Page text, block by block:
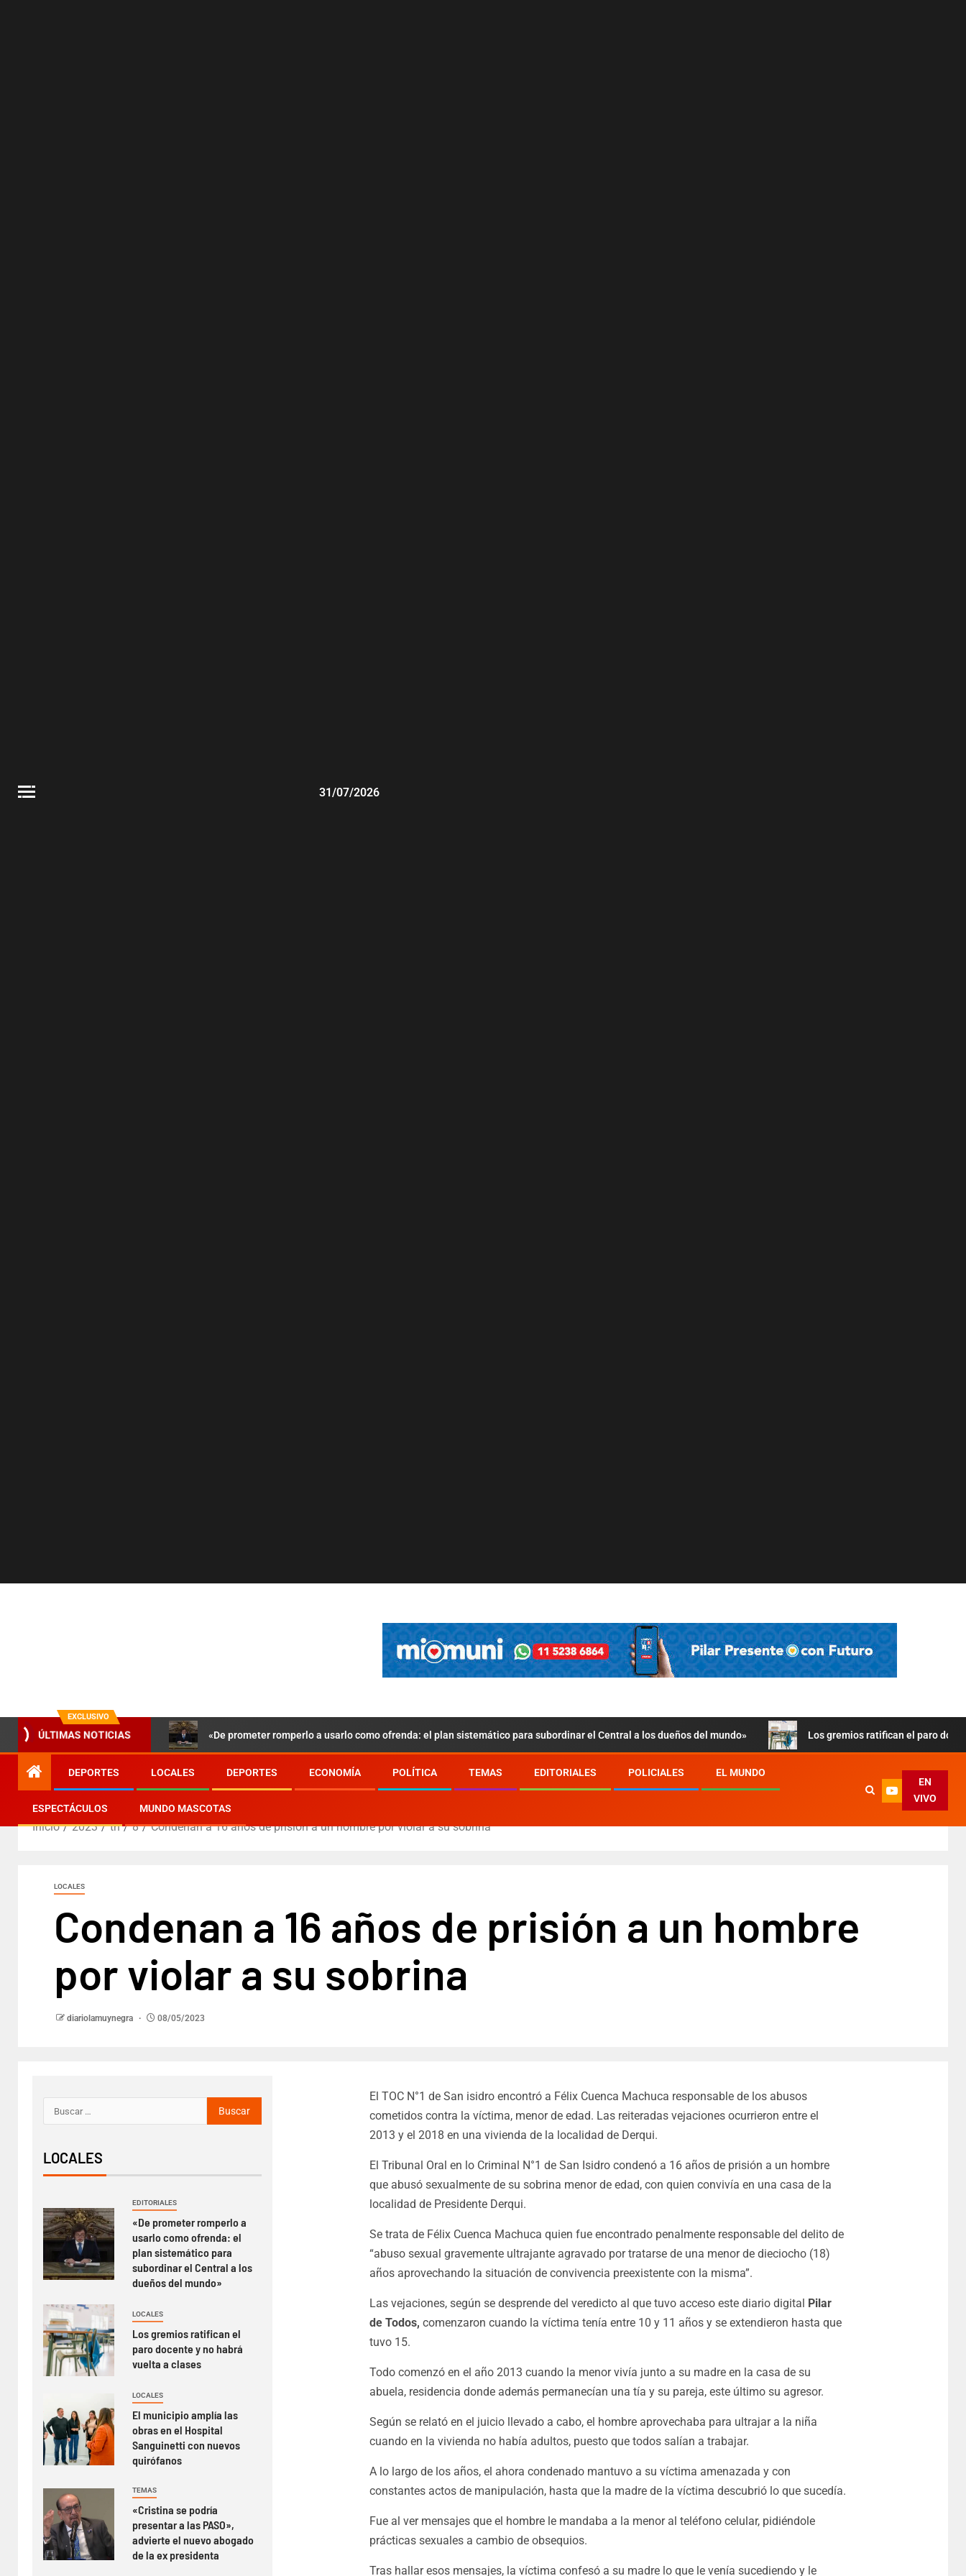
31/07/2026
EXCLUSIVO
ÚLTIMAS NOTICIAS «De prometer romperlo a usarlo como ofrenda: el plan sistemático para subordinar el Central a los dueños del mundo» Los gremios ratifican el paro
DEPORTES LOCALES DEPORTES ECONOMÍA POLÍTICA TEMAS EDITORIALES POLICIALES EL MUNDO
ESPECTÁCULOS MUNDO MASCOTAS
EN
VIVO
Inicio 2023 th 8 Condenan a 16 años de prisión a un hombre por violar a su sobrina
LOCALES
Condenan a 16 años de prisión a un hombre
por violar a su sobrina
diariolamuynegra 08/05/2023
El TOC N°1 de San isidro encontró a Félix Cuenca Machuca responsable de los abusos
cometidos contra la víctima, menor de edad. Las reiteradas vejaciones ocurrieron entre el
2013 y el 2018 en una vivienda de la localidad de Derqui.
El Tribunal Oral en lo Criminal N°1 de San Isidro condenó a 16 años de prisión a un hombre
que abusó sexualmente de su sobrina menor de edad, con quien convivía en una casa de la
localidad de Presidente Derqui.
Se trata de Félix Cuenca Machuca quien fue encontrado penalmente responsable del delito de
“abuso sexual gravemente ultrajante agravado por tratarse de una menor de dieciocho (18)
años aprovechando la situación de convivencia preexistente con la misma”.
Las vejaciones, según se desprende del veredicto al que tuvo acceso este diario digital Pilar
de Todos, comenzaron cuando la víctima tenía entre 10 y 11 años y se extendieron hasta que
tuvo 15.
Todo comenzó en el año 2013 cuando la menor vivía junto a su madre en la casa de su
abuela, residencia donde además permanecían una tía y su pareja, este último su agresor.
Según se relató en el juicio llevado a cabo, el hombre aprovechaba para ultrajar a la niña
cuando en la vivienda no había adultos, puesto que todos salían a trabajar.
A lo largo de los años, el ahora condenado mantuvo a su víctima amenazada y con
constantes actos de manipulación, hasta que la madre de la víctima descubrió lo que sucedía.
Fue al ver mensajes que el hombre le mandaba a la menor al teléfono celular, pidiéndole
prácticas sexuales a cambio de obsequios.
Tras hallar esos mensajes, la víctima confesó a su madre lo que le venía sucediendo y le
LOCALES
EDITORIALES
«De prometer romperlo a
usarlo como ofrenda: el
plan sistemático para
subordinar el Central a los
dueños del mundo»
LOCALES
Los gremios ratifican el
paro docente y no habrá
vuelta a clases
LOCALES
El municipio amplía las
obras en el Hospital
Sanguinetti con nuevos
quirófanos
TEMAS
«Cristina se podría
presentar a las PASO»,
advierte el nuevo abogado
de la ex presidenta